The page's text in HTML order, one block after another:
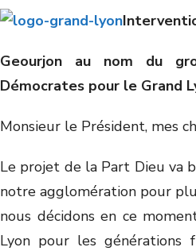
Geourjon au nom du
Démocrates pour le Grand
Monsieur le Président, mes
Le projet de la Part Dieu va
notre agglomération pour
nous décidons en ce
Lyon pour les générations